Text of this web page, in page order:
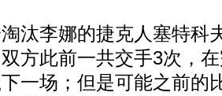
李娜的捷克人塞特科
方此前一共交手3次，
一场；但是可能之前的